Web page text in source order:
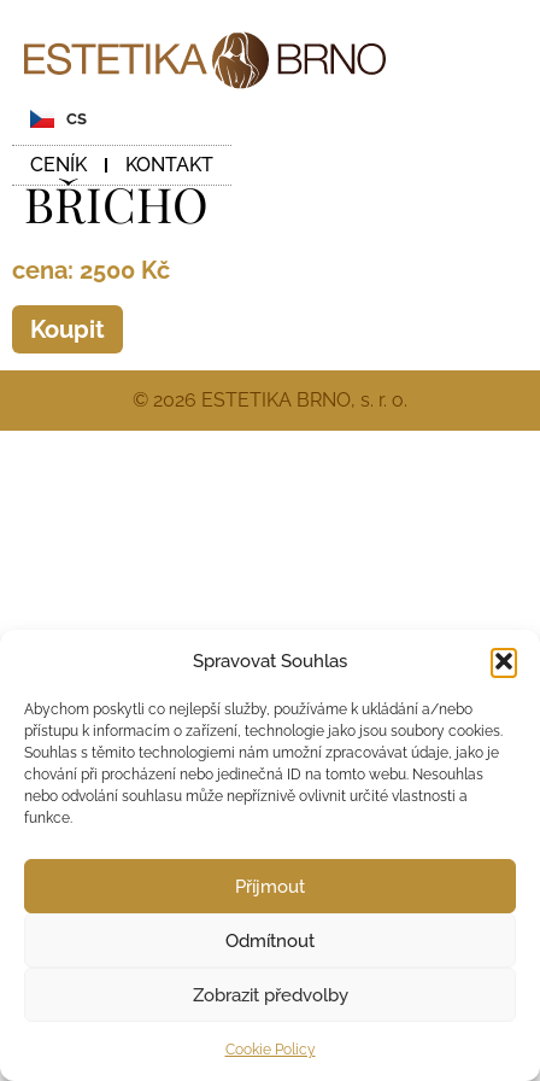
Spravovat Souhlas
Abychom poskytli co nejlepší služby, používáme k ukládání a/nebo
přístupu k informacím o zařízení, technologie jako jsou soubory cookies.
Souhlas s těmito technologiemi nám umožní zpracovávat údaje, jako je
chování při procházení nebo jedinečná ID na tomto webu. Nesouhlas
nebo odvolání souhlasu může nepříznivě ovlivnit určité vlastnosti a
funkce.
Příjmout
Odmítnout
Zobrazit předvolby
Cookie Policy
CENÍK KONTAKT
CS
BŘICHO
cena: 2500 Kč
Koupit
© 2026 ESTETIKA BRNO, s. r. o.